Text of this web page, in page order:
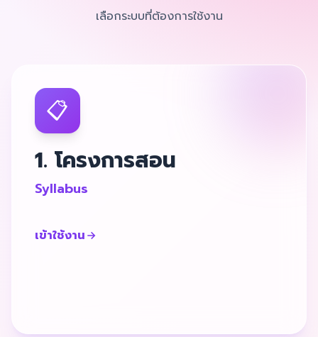
เลือกระบบที่ต้องการใช้งาน
📋
1. โครงการสอน
Syllabus
เข้าใช้งาน